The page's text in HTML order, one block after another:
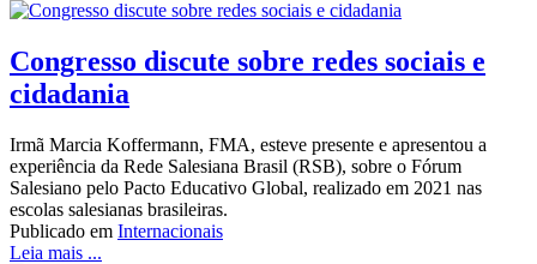
Congresso discute sobre redes sociais e
cidadania
Irmã Marcia Koffermann, FMA, esteve presente e apresentou a
experiência da Rede Salesiana Brasil (RSB), sobre o Fórum
Salesiano pelo Pacto Educativo Global, realizado em 2021 nas
escolas salesianas brasileiras.
Publicado em Internacionais
Leia mais ...